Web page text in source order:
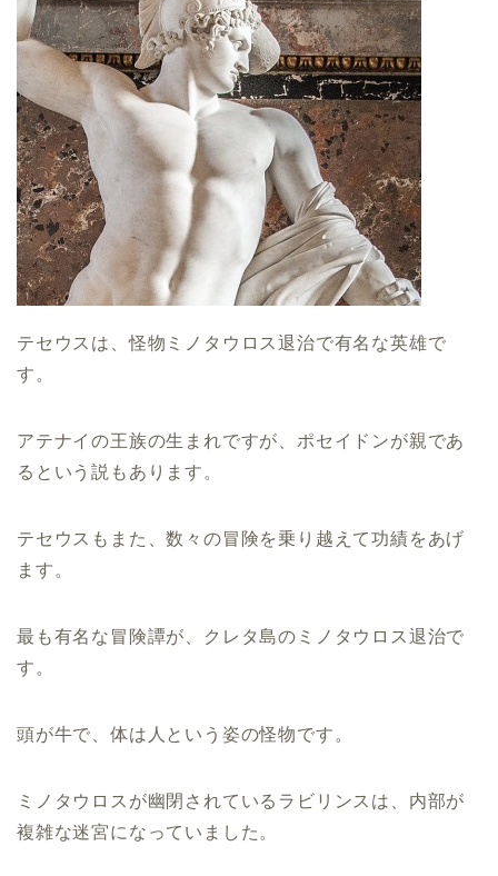
テセウスは、怪物ミノタウロス退治で有名な英雄で
す。
アテナイの王族の生まれですが、ポセイドンが親であ
るという説もあります。
テセウスもまた、数々の冒険を乗り越えて功績をあげ
ます。
最も有名な冒険譚が、クレタ島のミノタウロス退治で
す。
頭が牛で、体は人という姿の怪物です。
ミノタウロスが幽閉されているラビリンスは、内部が
複雑な迷宮になっていました。